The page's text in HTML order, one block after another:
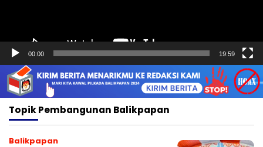
00:00 19:59
TopikPembangunan Balikpapan
Balikpapan